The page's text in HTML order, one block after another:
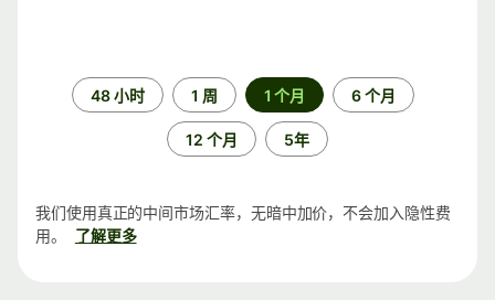
48 小时 1 周 1 个月 6 个月
12 个月 5年
我们使用真正的中间市场汇率，无暗中加价，不会加入隐性费
用。
了解更多